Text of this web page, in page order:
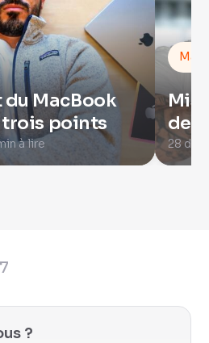
MacBook
trois points
à lire
Mac
de
28
?